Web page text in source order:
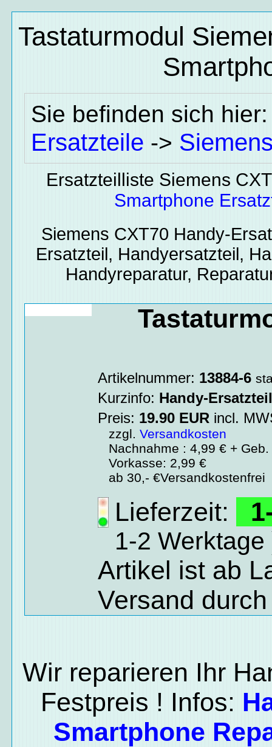
Tastaturmodul
Sie befinden sich
Ersatzteile ->
Ersatzteilliste Siemens
Smartphone
Siemens CXT70 Handy-
Ersatzteil, Handyersatzteil,
Handyreparatur,
Artikelnummer: 13884-6
Kurzinfo: Handy-
Preis: 19.90 EUR incl.
zzgl.Versandkosten
Nachnahme : 4,99 € + Geb.
Vorkasse: 2,99 €
ab 30,- €Versandkostenfrei
Lieferzeit:
1-2 Werktage
Artikel ist ab
Versand
Wir reparieren Ihr
Festpreis ! Infos:
Smartphone